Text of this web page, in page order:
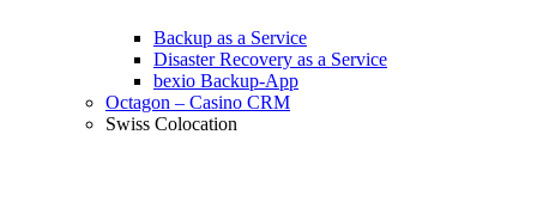
Backup as a Service
Disaster Recovery as a Service
bexio Backup-App
Octagon – Casino CRM
Swiss Colocation